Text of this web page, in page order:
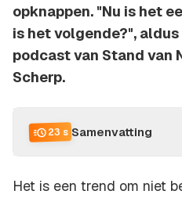
opknappen. "Nu is het
is het volgende?",
podcast van Stand van
Scherp.
23 s Samenvatting
Het is een trend om niet